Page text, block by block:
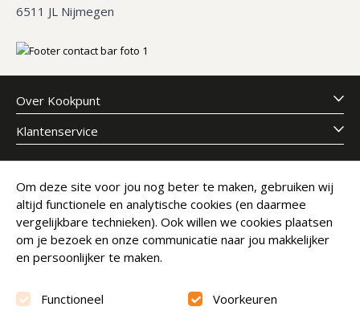
6511 JL Nijmegen
Over Kookpunt
Klantenservice
Meld je aan voor onze nieuwsbrief
E-mailadres
Abonneer
Om deze site voor jou nog beter te maken, gebruiken wij
altijd functionele en analytische cookies (en daarmee
vergelijkbare technieken). Ook willen we cookies plaatsen
om je bezoek en onze communicatie naar jou makkelijker
en persoonlijker te maken.
Functioneel Voorkeuren